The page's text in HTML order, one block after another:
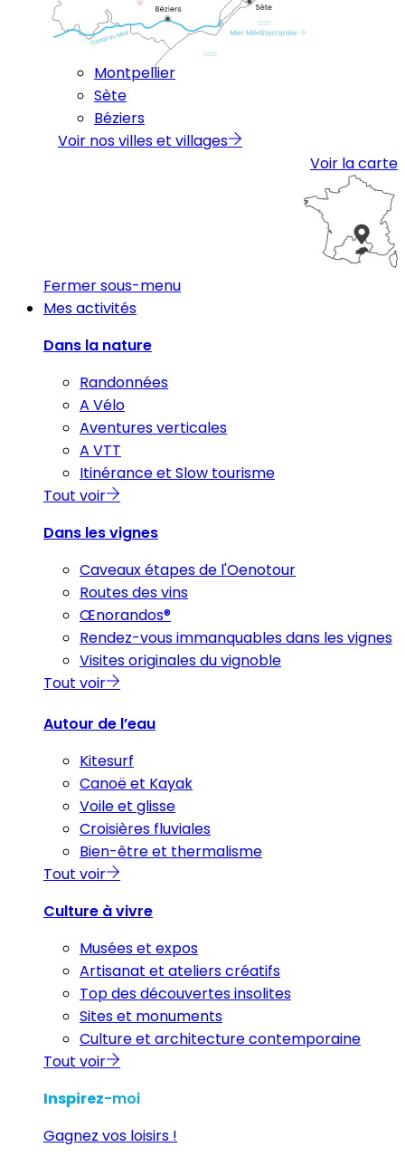
Montpellier
Sète
Béziers
Voir nos villes et villages
Voir la carte
Fermer sous-menu
Mes activités
Dans la nature
Randonnées
A Vélo
Aventures verticales
A VTT
Itinérance et Slow tourisme
Tout voir
Dans les vignes
Caveaux étapes de l'Oenotour
Routes des vins
Œnorandos®
Rendez-vous immanquables dans les vignes
Visites originales du vignoble
Tout voir
Autour de l’eau
Kitesurf
Canoë et Kayak
Voile et glisse
Croisières fluviales
Bien-être et thermalisme
Tout voir
Culture à vivre
Musées et expos
Artisanat et ateliers créatifs
Top des découvertes insolites
Sites et monuments
Culture et architecture contemporaine
Tout voir
Inspirez-moi
Gagnez vos loisirs !